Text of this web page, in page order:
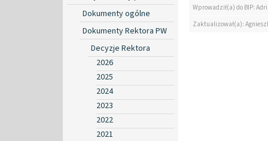
Dokumenty ogólne
Dokumenty Rektora PW
Decyzje Rektora
2026
2025
2024
2023
2022
2021
Wprowadził(a) do BIP:
Zaktualizował(a):